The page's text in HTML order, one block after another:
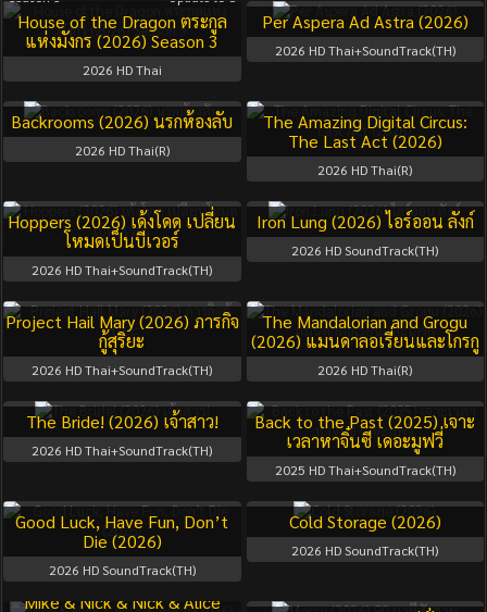
House of the Dragon ตระกูล
แห่งมังกร (2026) Season 3
2026 HD Thai
Per Aspera Ad Astra (2026)
2026 HD Thai+SoundTrack(TH)
Backrooms (2026) นรกห้องลับ
2026 HD Thai(R)
The Amazing Digital Circus:
The Last Act (2026)
2026 HD Thai(R)
Hoppers (2026) เด้งโดด เปลี่ยน
โหมดเป็นบีเวอร์
2026 HD Thai+SoundTrack(TH)
Iron Lung (2026) ไอร์ออน ลังก์
2026 HD SoundTrack(TH)
Project Hail Mary (2026) ภารกิจ
กู้สุริยะ
2026 HD Thai+SoundTrack(TH)
The Mandalorian and Grogu
(2026) แมนดาลอเรี่ยนและโกรกู
2026 HD Thai(R)
The Bride! (2026) เจ้าสาว!
2026 HD Thai+SoundTrack(TH)
Back to the Past (2025) เจาะ
เวลาหาจิ๋นซี เดอะมูฟวี่
2025 HD Thai+SoundTrack(TH)
Good Luck, Have Fun, Don’t
Die (2026)
2026 HD SoundTrack(TH)
Cold Storage (2026)
2026 HD SoundTrack(TH)
Mike & Nick & Nick & Alice